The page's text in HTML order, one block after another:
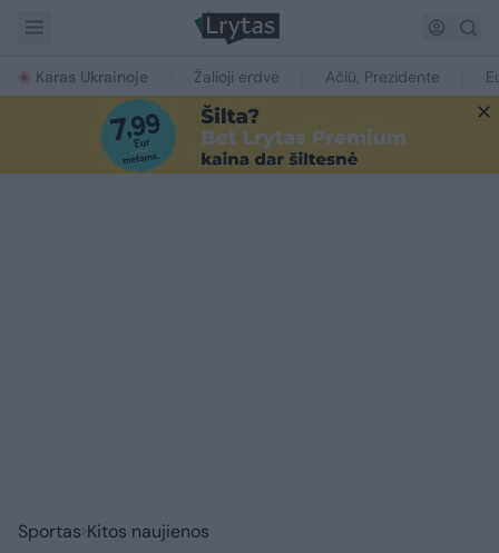
Karas Ukrainoje Žalioji erdvė Ačiū, Prezidente
Sportas Kitos naujienos